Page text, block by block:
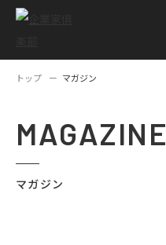
トップ マガジン
MAGAZINE
マガジン